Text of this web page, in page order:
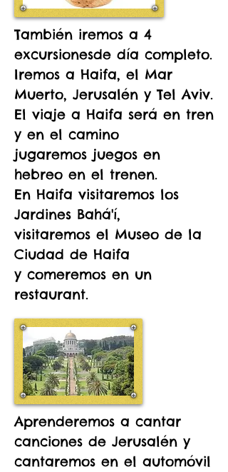
También iremos a 4
excursionesde día completo.
Iremos a Haifa, el Mar
Muerto, Jerusalén y Tel Aviv.
El viaje a Haifa será en tren
y en el camino
jugaremos juegos en
hebreo en el trenen.
En Haifa visitaremos los
Jardines Bahá'í,
visitaremos el Museo de la
Ciudad de Haifa
y comeremos en un
restaurant.
Aprenderemos a cantar
canciones de Jerusalén y
cantaremos en el automóvil